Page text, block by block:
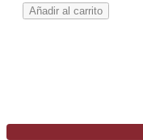
V
é
Añadir al carrito